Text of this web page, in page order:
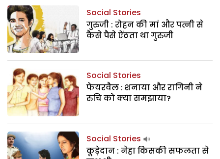
Social Stories
गुरुजी : रोहन की मां और पत्नी से
कैसे पैसे ऐंठता था गुरुजी
Social Stories
फेयरवैल : शनाया और रागिनी ने
रुचि को क्या समझाया?
Social Stories
कूड़ेदान : नेहा किसकी सफलता से